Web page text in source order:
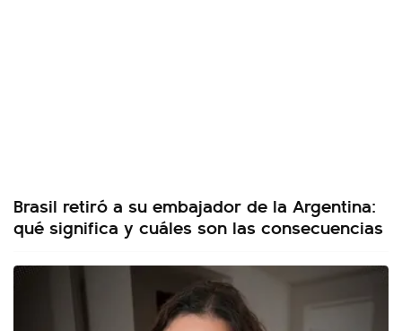
Brasil retiró a su embajador de la Argentina:
qué significa y cuáles son las consecuencias